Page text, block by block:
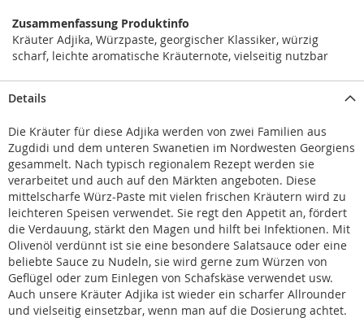
Zusammenfassung Produktinfo
Kräuter Adjika, Würzpaste, georgischer Klassiker, würzig
scharf, leichte aromatische Kräuternote, vielseitig nutzbar
Details
Die Kräuter für diese Adjika werden von zwei Familien aus
Zugdidi und dem unteren Swanetien im Nordwesten Georgiens
gesammelt. Nach typisch regionalem Rezept werden sie
verarbeitet und auch auf den Märkten angeboten. Diese
mittelscharfe Würz-Paste mit vielen frischen Kräutern wird zu
leichteren Speisen verwendet. Sie regt den Appetit an, fördert
die Verdauung, stärkt den Magen und hilft bei Infektionen. Mit
Olivenöl verdünnt ist sie eine besondere Salatsauce oder eine
beliebte Sauce zu Nudeln, sie wird gerne zum Würzen von
Geflügel oder zum Einlegen von Schafskäse verwendet usw.
Auch unsere Kräuter Adjika ist wieder ein scharfer Allrounder
und vielseitig einsetzbar, wenn man auf die Dosierung achtet.